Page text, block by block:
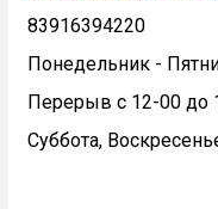
83916394220
Понедельник -
Перерыв с 12-00 до
Суббота,